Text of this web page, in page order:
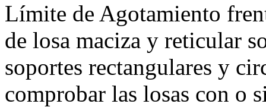
Límite de Agotamiento
de losa maciza y reticular
soportes rectangulares y
comprobar las losas con o